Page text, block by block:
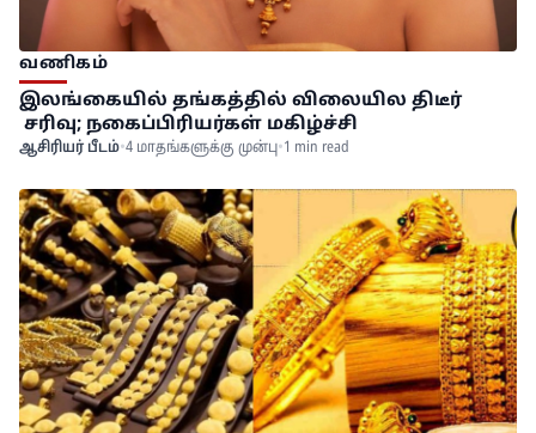
வணிகம்
இலங்கையில் தங்கத்தில் விலையில திடீர்
சரிவு; நகைப்பிரியர்கள் மகிழ்ச்சி
ஆசிரியர் பீடம்•4 மாதங்களுக்கு முன்பு•1 min read